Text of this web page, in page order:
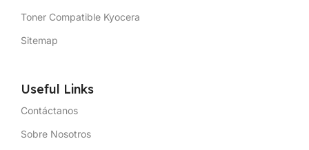
Toner Compatible Kyocera
Sitemap
Useful Links
Contáctanos
Sobre Nosotros